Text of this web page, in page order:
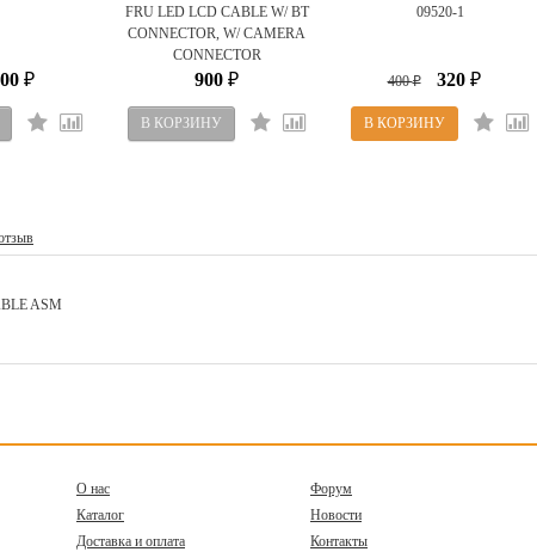
₽
FRU LED LCD CABLE W/ BT
CONNECTOR, W/ CAMERA
CONNECTOR
900 ₽
09520-1
400₽ 320 ₽
ASM
О нас
Каталог
Доставка и оплата
Форум
Новости
Контакты